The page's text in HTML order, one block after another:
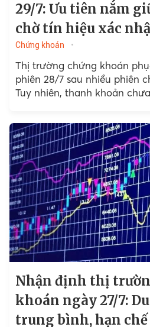
29/7: Ưu tiên nắm
chờ tín hiệu xác
Chứng khoán
Thị trường chứng khoán
phiên 28/7 sau nhiều phiên
Tuy nhiên, thanh khoản
Nhận định thị
khoán ngày 27/7:
trung bình, hạn chế